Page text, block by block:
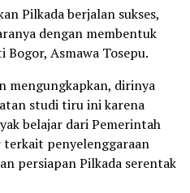
Pilkada berjalan sukses,
dengan membentuk
Bogor, Asmawa Tosepu.
mengungkapkan, dirinya
studi tiru ini karena
belajar dari Pemerintah
terkait penyelenggaraan
persiapan Pilkada serentak